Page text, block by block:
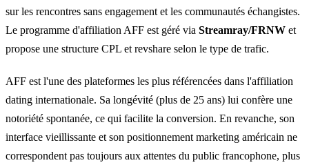
sur les rencontres sans engagement et les communautés échangistes.
Le programme d'affiliation AFF est géré via Streamray/FRNW et
propose une structure CPL et revshare selon le type de trafic.
AFF est l'une des plateformes les plus référencées dans l'affiliation
dating internationale. Sa longévité (plus de 25 ans) lui confère une
notoriété spontanée, ce qui facilite la conversion. En revanche, son
interface vieillissante et son positionnement marketing américain ne
correspondent pas toujours aux attentes du public francophone, plus